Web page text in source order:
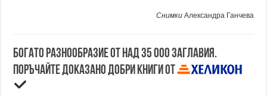
Снимки Александра Ганчева
Богато разнообразие от над 35 000 заглавия.
Поръчайте доказано добри книги от